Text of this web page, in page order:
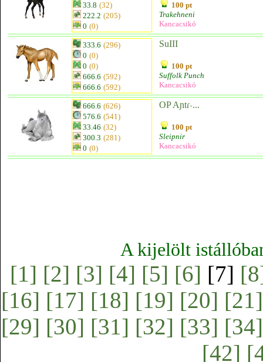
33.8 (32)
222.2 (205)
0 (0)
100 pt
Trakehneni
Kancacsikó
333.6 (296)
0 (0)
0 (0)
666.6 (592)
666.6 (592)
SuIII
100 pt
Suffolk Punch
Kancacsikó
666.6 (626)
576.6 (541)
33.46 (32)
300.3 (281)
0 (0)
OP Aɲtɾ˴...
100 pt
Sleipnir
Kancacsikó
A kijelölt
[1] [2] [3] [4] [5] [6] [7]
[16] [17] [18] [19] [20] [21]
[29] [30] [31] [32] [33] [34]
[42]